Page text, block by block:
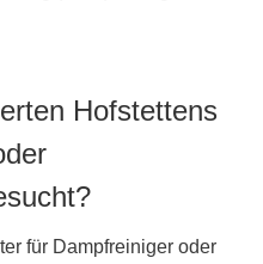
Hofstettens
für Dampfreiniger oder